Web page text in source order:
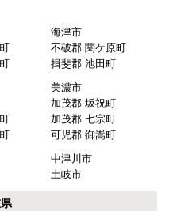
きましたか？
切でしたか？
海津市
不破郡 関ケ原町
揖斐郡 池田町
美濃市
加茂郡 坂祝町
加茂郡 七宗町
可児郡 御嵩町
中津川市
土岐市